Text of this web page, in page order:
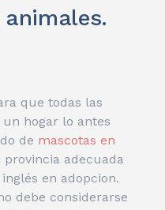
que todas las
hogar lo antes
de mascotas en
provincia adecuada
en adopcion.
debe considerarse